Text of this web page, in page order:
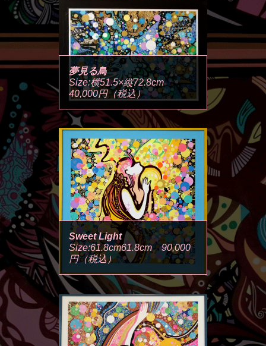
夢見る鳥
Size:横51.5×縦72.8cm
40,000円（税込）
Sweet Light
Size:61.8cm61.8cm 90,000
円（税込）